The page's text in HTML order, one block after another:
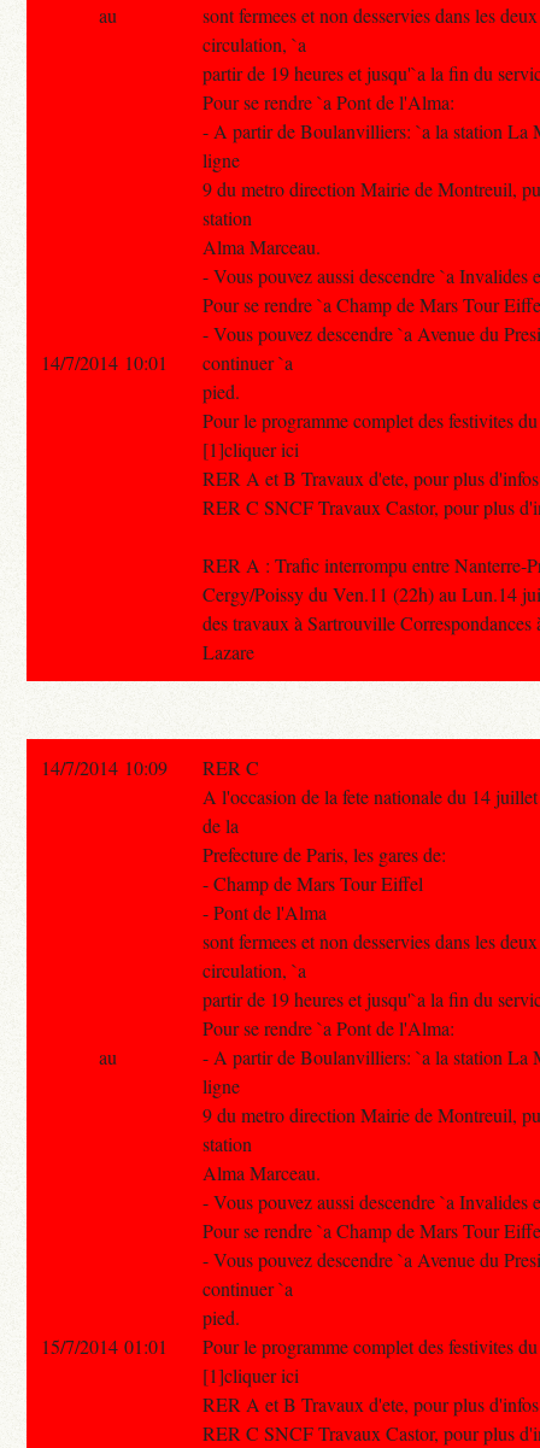
sont fermees et non desservies dans les
circulation, `a
partir de 19 heures et jusqu'`a la fin du
Pour se rendre `a Pont de l'Alma:
- A partir de Boulanvilliers: `a la station La
ligne
9 du metro direction Mairie de Montreuil,
station
Alma Marceau.
- Vous pouvez aussi descendre `a Invalides
Pour se rendre `a Champ de Mars Tour
- Vous pouvez descendre `a Avenue du
continuer `a
pied.
Pour le programme complet des festivites
[1]cliquer ici
RER A et B Travaux d'ete, pour plus
RER C SNCF Travaux Castor, pour plus
RER A : Trafic interrompu entre Nanterre-
Cergy/Poissy du Ven.11 (22h) au Lun.14
des travaux à Sartrouville Correspondances
Lazare
au
14/7/2014 10:01
14/7/2014 10:09
RER C
A l'occasion de la fete nationale du 14
de la
Prefecture de Paris, les gares de:
- Champ de Mars Tour Eiffel
- Pont de l'Alma
sont fermees et non desservies dans les
circulation, `a
partir de 19 heures et jusqu'`a la fin du
Pour se rendre `a Pont de l'Alma:
- A partir de Boulanvilliers: `a la station La
ligne
9 du metro direction Mairie de Montreuil,
station
Alma Marceau.
- Vous pouvez aussi descendre `a Invalides
Pour se rendre `a Champ de Mars Tour
- Vous pouvez descendre `a Avenue du
continuer `a
pied.
Pour le programme complet des festivites
[1]cliquer ici
RER A et B Travaux d'ete, pour plus
RER C SNCF Travaux Castor, pour plus
au
15/7/2014 01:01